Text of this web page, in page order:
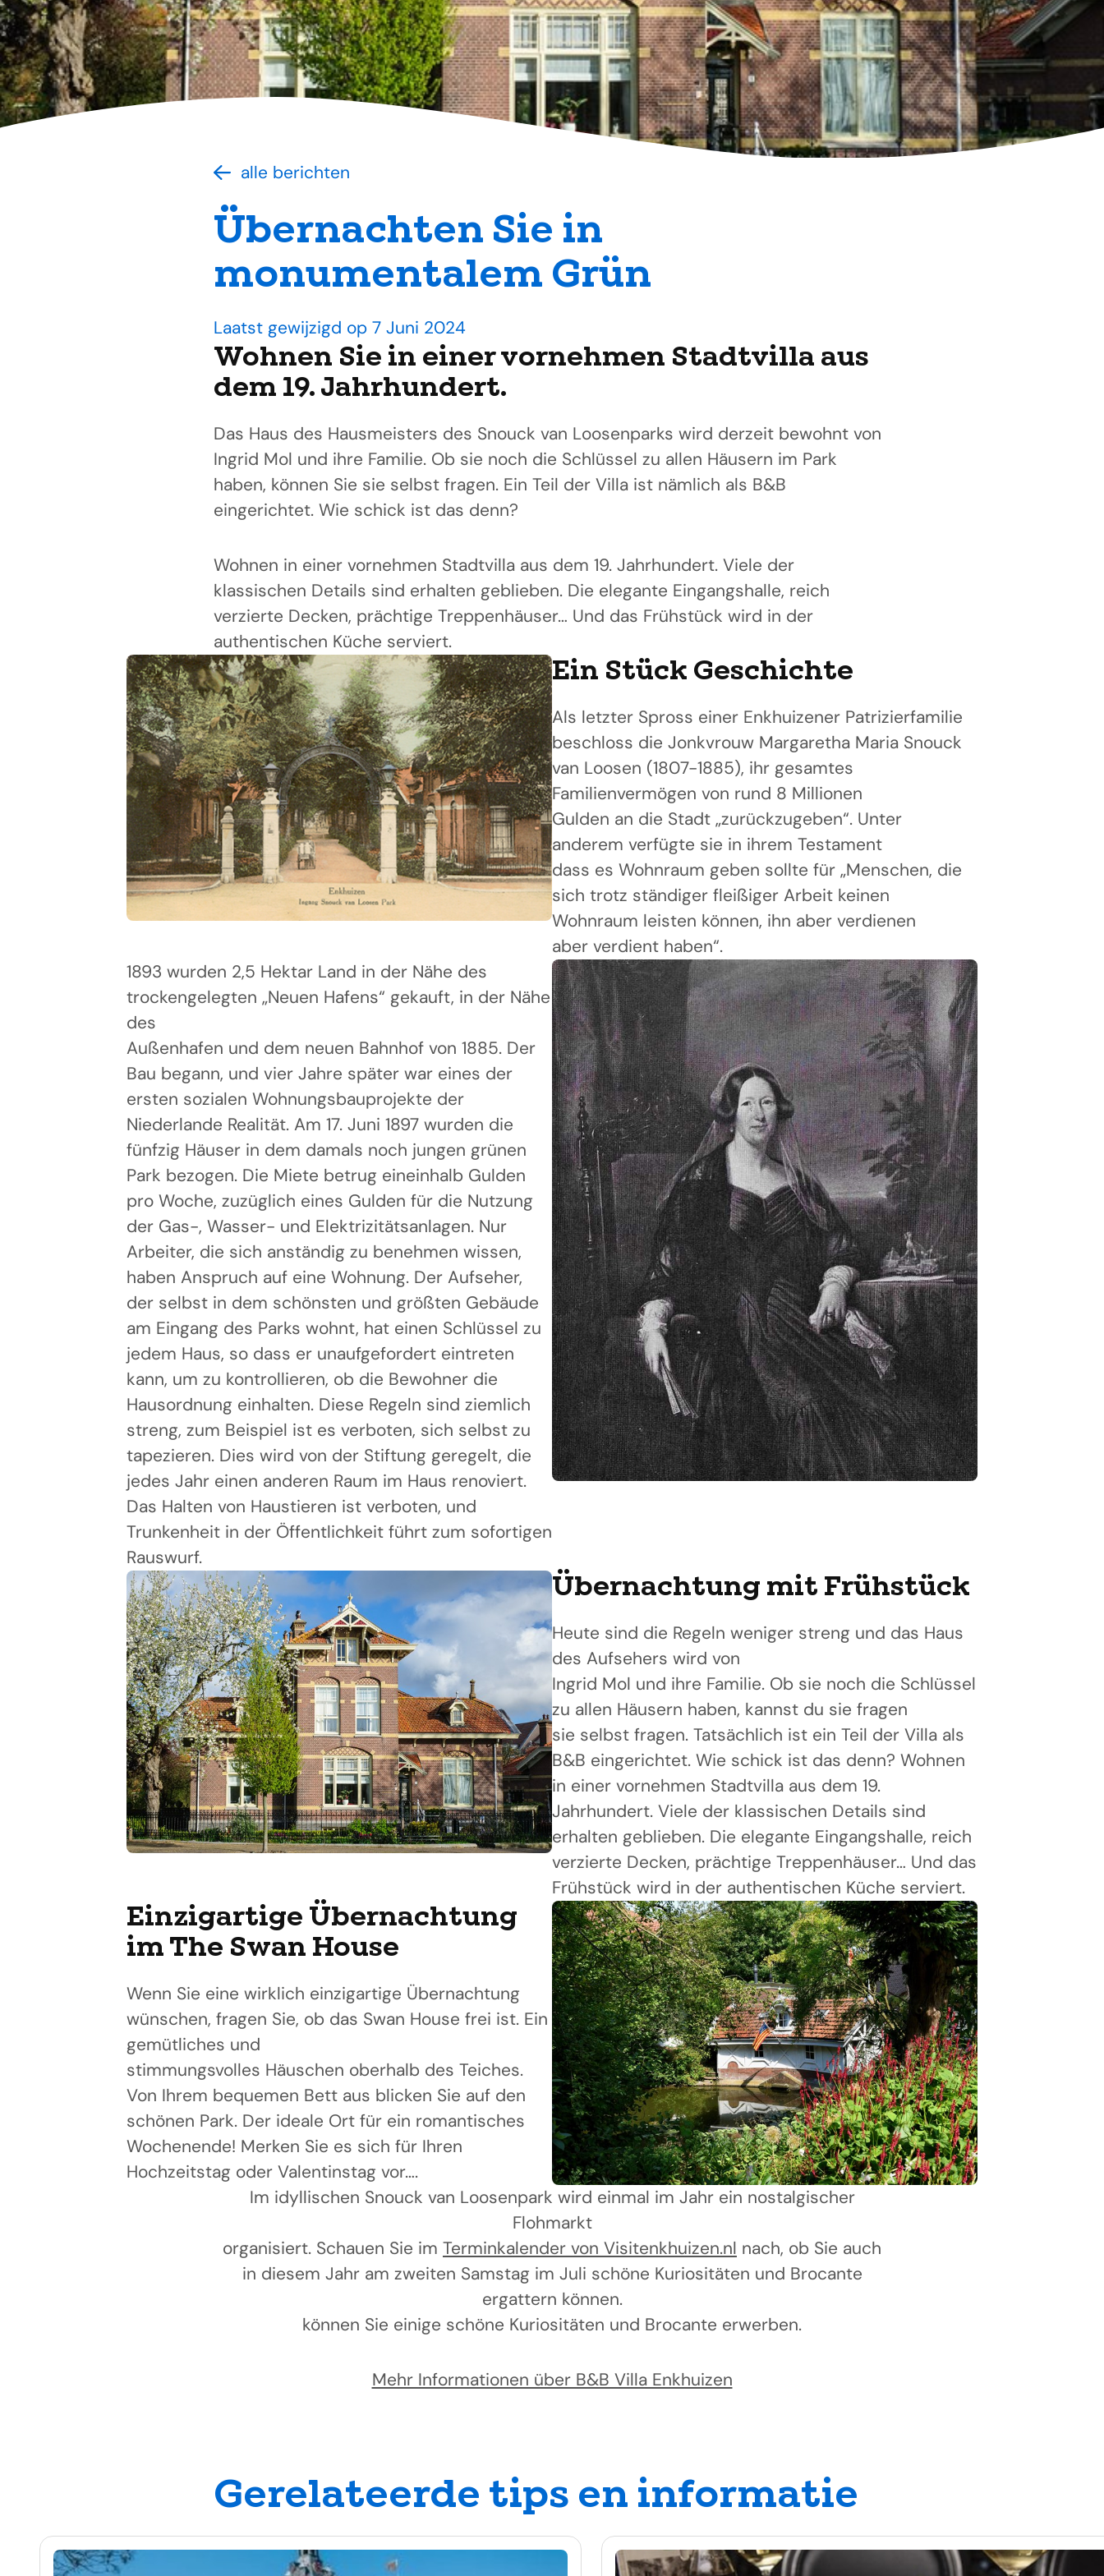
alle berichten
Übernachten Sie in
monumentalem Grün
Laatst gewijzigd op 7 Juni 2024
Wohnen Sie in einer vornehmen Stadtvilla aus
dem 19. Jahrhundert.
Das Haus des Hausmeisters des Snouck van Loosenparks wird derzeit bewohnt von
Ingrid Mol und ihre Familie. Ob sie noch die Schlüssel zu allen Häusern im Park
haben, können Sie sie selbst fragen. Ein Teil der Villa ist nämlich als B&B
eingerichtet. Wie schick ist das denn?
Wohnen in einer vornehmen Stadtvilla aus dem 19. Jahrhundert. Viele der
klassischen Details sind erhalten geblieben. Die elegante Eingangshalle, reich
verzierte Decken, prächtige Treppenhäuser… Und das Frühstück wird in der
authentischen Küche serviert.
Ein Stück Geschichte
Als letzter Spross einer Enkhuizener Patrizierfamilie
beschloss die Jonkvrouw Margaretha Maria Snouck
van Loosen (1807-1885), ihr gesamtes
Familienvermögen von rund 8 Millionen
Gulden an die Stadt „zurückzugeben“. Unter
anderem verfügte sie in ihrem Testament
dass es Wohnraum geben sollte für „Menschen, die
sich trotz ständiger fleißiger Arbeit keinen
Wohnraum leisten können, ihn aber verdienen
aber verdient haben“.
1893 wurden 2,5 Hektar Land in der Nähe des
trockengelegten „Neuen Hafens“ gekauft, in der Nähe
des
Außenhafen und dem neuen Bahnhof von 1885. Der
Bau begann, und vier Jahre später war eines der
ersten sozialen Wohnungsbauprojekte der
Niederlande Realität. Am 17. Juni 1897 wurden die
fünfzig Häuser in dem damals noch jungen grünen
Park bezogen. Die Miete betrug eineinhalb Gulden
pro Woche, zuzüglich eines Gulden für die Nutzung
der Gas-, Wasser- und Elektrizitätsanlagen. Nur
Arbeiter, die sich anständig zu benehmen wissen,
haben Anspruch auf eine Wohnung. Der Aufseher,
der selbst in dem schönsten und größten Gebäude
am Eingang des Parks wohnt, hat einen Schlüssel zu
jedem Haus, so dass er unaufgefordert eintreten
kann, um zu kontrollieren, ob die Bewohner die
Hausordnung einhalten. Diese Regeln sind ziemlich
streng, zum Beispiel ist es verboten, sich selbst zu
tapezieren. Dies wird von der Stiftung geregelt, die
jedes Jahr einen anderen Raum im Haus renoviert.
Das Halten von Haustieren ist verboten, und
Trunkenheit in der Öffentlichkeit führt zum sofortigen
Rauswurf.
Übernachtung mit Frühstück
Heute sind die Regeln weniger streng und das Haus
des Aufsehers wird von
Ingrid Mol und ihre Familie. Ob sie noch die Schlüssel
zu allen Häusern haben, kannst du sie fragen
sie selbst fragen. Tatsächlich ist ein Teil der Villa als
B&B eingerichtet. Wie schick ist das denn? Wohnen
in einer vornehmen Stadtvilla aus dem 19.
Jahrhundert. Viele der klassischen Details sind
erhalten geblieben. Die elegante Eingangshalle, reich
verzierte Decken, prächtige Treppenhäuser… Und das
Frühstück wird in der authentischen Küche serviert.
Einzigartige Übernachtung
im The Swan House
Wenn Sie eine wirklich einzigartige Übernachtung
wünschen, fragen Sie, ob das Swan House frei ist. Ein
gemütliches und
stimmungsvolles Häuschen oberhalb des Teiches.
Von Ihrem bequemen Bett aus blicken Sie auf den
schönen Park. Der ideale Ort für ein romantisches
Wochenende! Merken Sie es sich für Ihren
Hochzeitstag oder Valentinstag vor….
Im idyllischen Snouck van Loosenpark wird einmal im Jahr ein nostalgischer
Flohmarkt
organisiert. Schauen Sie im Terminkalender von Visitenkhuizen.nl nach, ob Sie auch
in diesem Jahr am zweiten Samstag im Juli schöne Kuriositäten und Brocante
ergattern können.
können Sie einige schöne Kuriositäten und Brocante erwerben.
Mehr Informationen über B&B Villa Enkhuizen
Gerelateerde tips en informatie